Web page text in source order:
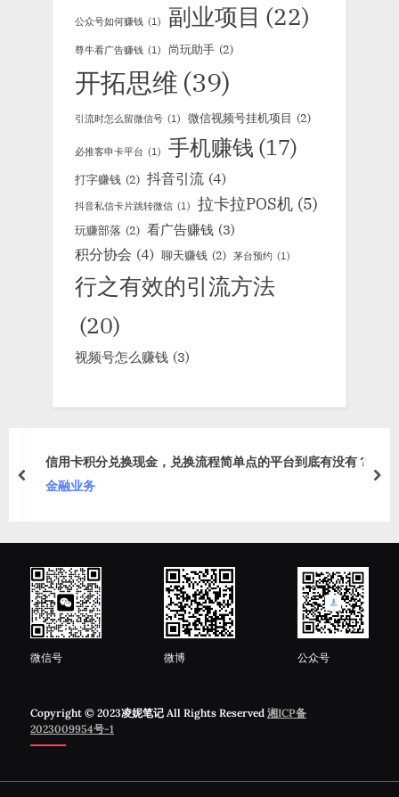
公众号如何赚钱 (1) 副业项目 (22)
尊牛看广告赚钱 (1) 尚玩助手 (2)
开拓思维 (39)
引流时怎么留微信号 (1) 微信视频号挂机项目 (2)
必推客申卡平台 (1) 手机赚钱 (17)
打字赚钱 (2) 抖音引流 (4)
抖音私信卡片跳转微信 (1) 拉卡拉POS机 (5)
玩赚部落 (2) 看广告赚钱 (3)
积分协会 (4) 聊天赚钱 (2) 茅台预约 (1)
行之有效的引流方法
(20)
视频号怎么赚钱 (3)
信用卡积分兑换现金，兑换流程简单点的平台到底有没有？
金融业务
prev
微信号 微博 公众号
Copyright © 2023凌妮笔记 All Rights Reserved 湘ICP备
2023009954号-1